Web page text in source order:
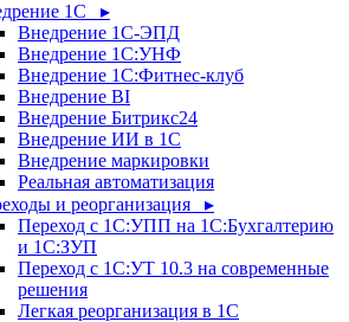
1С ▸
Внедрение 1С-ЭПД
Внедрение 1С:УНФ
Внедрение 1С:Фитнес-клуб
Внедрение BI
Внедрение Битрикс24
Внедрение ИИ в 1С
Внедрение маркировки
Реальная автоматизация
и реорганизация ▸
Переход с 1С:УПП на 1С:Бухгалтерию
и 1С:ЗУП
Переход с 1С:УТ 10.3 на современные
решения
Легкая реорганизация в 1С